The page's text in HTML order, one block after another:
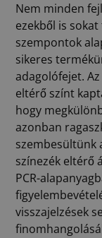
Nem minden
ezekből is
szempontok
sikeres
adagolófejet.
eltérő színt
hogy
azonban
szembesültünk
színezék eltérő
PCR-
visszajelzések